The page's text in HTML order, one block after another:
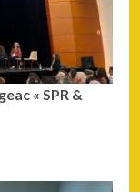
« SPR &